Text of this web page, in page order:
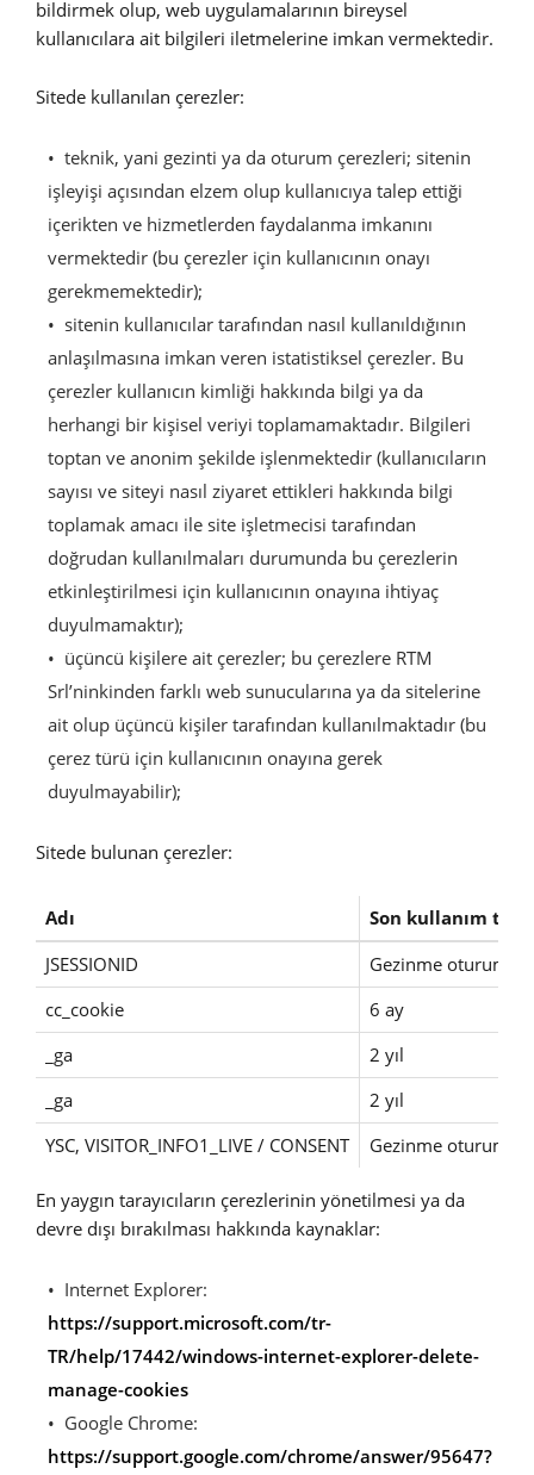
bildirmek olup, web uygulamalarının bireysel
kullanıcılara ait bilgileri iletmelerine imkan vermektedir.
Sitede kullanılan çerezler:
teknik, yani gezinti ya da oturum çerezleri; sitenin
işleyişi açısından elzem olup kullanıcıya talep ettiği
içerikten ve hizmetlerden faydalanma imkanını
vermektedir (bu çerezler için kullanıcının onayı
gerekmemektedir);
sitenin kullanıcılar tarafından nasıl kullanıldığının
anlaşılmasına imkan veren istatistiksel çerezler. Bu
çerezler kullanıcın kimliği hakkında bilgi ya da
herhangi bir kişisel veriyi toplamamaktadır. Bilgileri
toptan ve anonim şekilde işlenmektedir (kullanıcıların
sayısı ve siteyi nasıl ziyaret ettikleri hakkında bilgi
toplamak amacı ile site işletmecisi tarafından
doğrudan kullanılmaları durumunda bu çerezlerin
etkinleştirilmesi için kullanıcının onayına ihtiyaç
duyulmamaktır);
üçüncü kişilere ait çerezler; bu çerezlere RTM
Srl’ninkinden farklı web sunucularına ya da sitelerine
ait olup üçüncü kişiler tarafından kullanılmaktadır (bu
çerez türü için kullanıcının onayına gerek
duyulmayabilir);
Sitede bulunan çerezler:
Adı
Son kullanım
JSESSIONID
Gezinme oturumu
cc_cookie
6 ay
_ga
2 yıl
_ga
2 yıl
YSC, VISITOR_INFO1_LIVE / CONSENT
Gezinme oturumu /
En yaygın tarayıcıların çerezlerinin yönetilmesi ya da
devre dışı bırakılması hakkında kaynaklar:
Internet Explorer:
https://support.microsoft.com/tr-
TR/help/17442/windows-internet-explorer-delete-
manage-cookies
Google Chrome:
https://support.google.com/chrome/answer/95647?